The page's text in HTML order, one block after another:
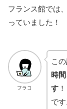
フランス館では
っていました！
フラコ
この
時
す
です